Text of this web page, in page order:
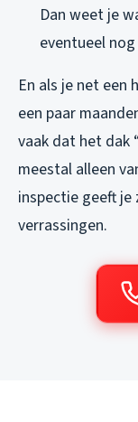
Dan weet je
eventueel
En als je net een
een paar
vaak dat het dak
meestal alleen
inspectie geeft
verrassingen.